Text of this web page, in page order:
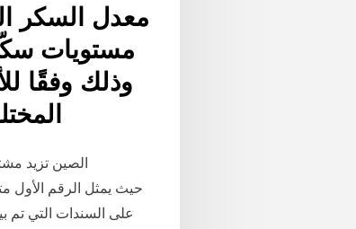
معدل السكر
مستويات
وذلك وفقًا
على السندات التي تم